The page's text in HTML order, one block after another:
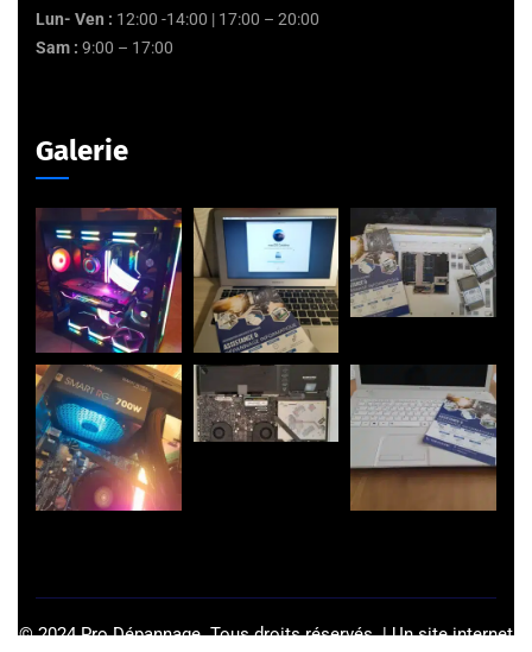
Lun- Ven : 12:00 -14:00 | 17:00 – 20:00
Sam : 9:00 – 17:00
Galerie
©2024Pro Dépannage. Tous droits réservés. | Un site internet